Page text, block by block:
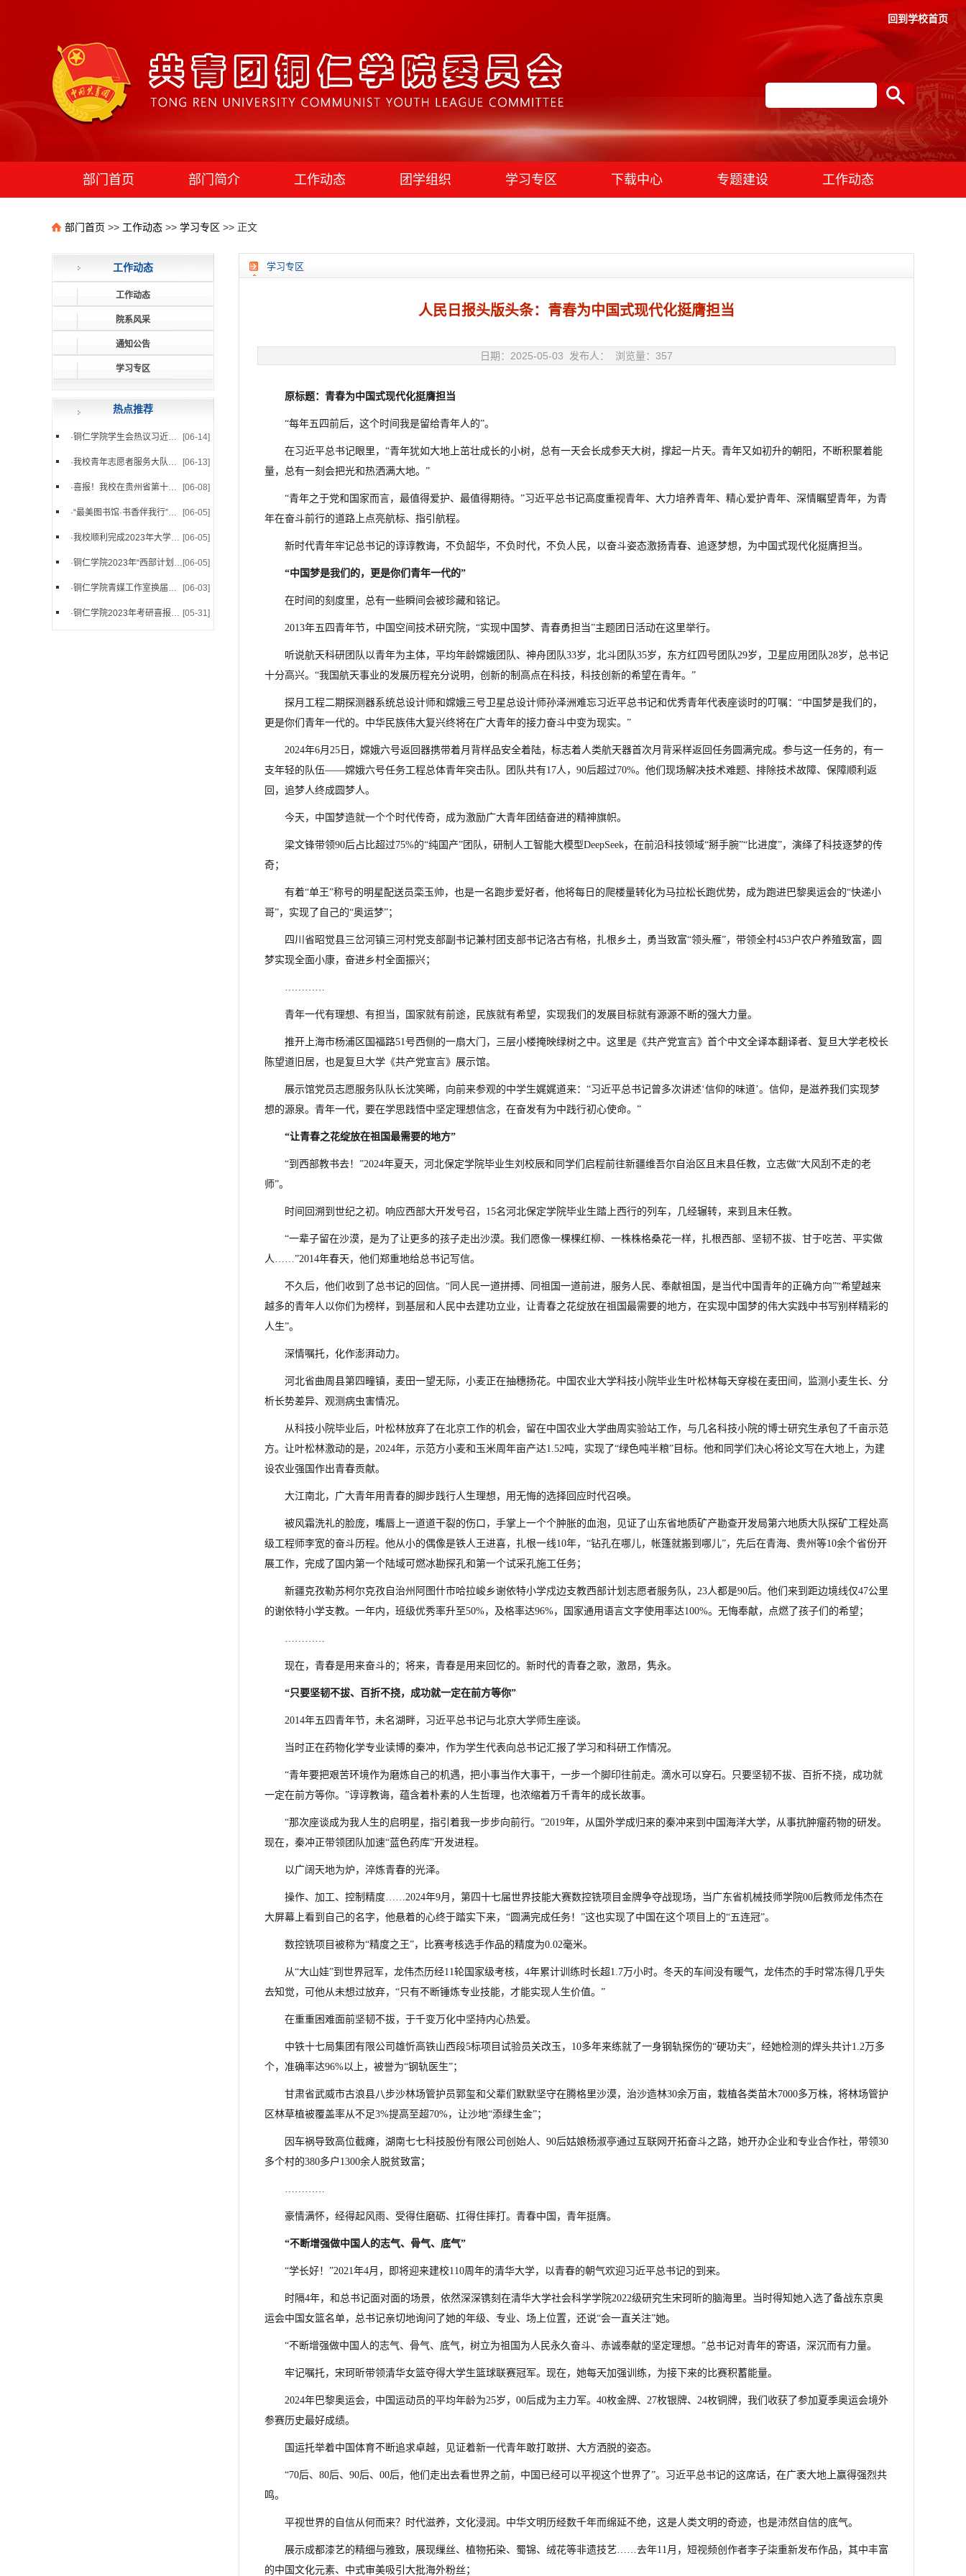
回到学校首页
部门首页 部门简介 工作动态 团学组织 学习专区 下载中心 专题建设 工作动态
部门首页 >> 工作动态 >> 学习专区 >> 正文
工作动态
工作动态
院系风采
通知公告
学习专区
热点推荐
[06-14]
·铜仁学院学生会热议习近平总...
[06-13]
·我校青年志愿者服务大队组织...
[06-08]
·喜报！我校在贵州省第十八届...
[06-05]
·“最美图书馆·书香伴我行”摄...
[06-05]
·我校顺利完成2023年大学生志...
[06-05]
·铜仁学院2023年“西部计划”...
[06-03]
·铜仁学院青媒工作室换届啦！
[05-31]
·铜仁学院2023年考研喜报来啦...
学习专区
人民日报头版头条：青春为中国式现代化挺膺担当
日期：2025-05-03 发布人： 浏览量： 357
原标题：青春为中国式现代化挺膺担当
“每年五四前后，这个时间我是留给青年人的”。
在习近平总书记眼里，“青年犹如大地上茁壮成长的小树，总有一天会长成参天大树，撑起一片天。青年又如初升的朝阳，不断积聚着能
量，总有一刻会把光和热洒满大地。”
“青年之于党和国家而言，最值得爱护、最值得期待。”习近平总书记高度重视青年、大力培养青年、精心爱护青年、深情瞩望青年，为青
年在奋斗前行的道路上点亮航标、指引航程。
新时代青年牢记总书记的谆谆教诲，不负韶华，不负时代，不负人民，以奋斗姿态激扬青春、追逐梦想，为中国式现代化挺膺担当。
“中国梦是我们的，更是你们青年一代的”
在时间的刻度里，总有一些瞬间会被珍藏和铭记。
2013年五四青年节，中国空间技术研究院，“实现中国梦、青春勇担当”主题团日活动在这里举行。
听说航天科研团队以青年为主体，平均年龄嫦娥团队、神舟团队33岁，北斗团队35岁，东方红四号团队29岁，卫星应用团队28岁，总书记
十分高兴。“我国航天事业的发展历程充分说明，创新的制高点在科技，科技创新的希望在青年。”
探月工程二期探测器系统总设计师和嫦娥三号卫星总设计师孙泽洲难忘习近平总书记和优秀青年代表座谈时的叮嘱：“中国梦是我们的，
更是你们青年一代的。中华民族伟大复兴终将在广大青年的接力奋斗中变为现实。”
2024年6月25日，嫦娥六号返回器携带着月背样品安全着陆，标志着人类航天器首次月背采样返回任务圆满完成。参与这一任务的，有一
支年轻的队伍——嫦娥六号任务工程总体青年突击队。团队共有17人，90后超过70%。他们现场解决技术难题、排除技术故障、保障顺利返
回，追梦人终成圆梦人。
今天，中国梦造就一个个时代传奇，成为激励广大青年团结奋进的精神旗帜。
梁文锋带领90后占比超过75%的“纯国产”团队，研制人工智能大模型DeepSeek，在前沿科技领域“掰手腕”“比进度”，演绎了科技逐梦的传
奇；
有着“单王”称号的明星配送员栾玉帅，也是一名跑步爱好者，他将每日的爬楼量转化为马拉松长跑优势，成为跑进巴黎奥运会的“快递小
哥”，实现了自己的“奥运梦”；
四川省昭觉县三岔河镇三河村党支部副书记兼村团支部书记洛古有格，扎根乡土，勇当致富“领头雁”，带领全村453户农户养殖致富，圆
梦实现全面小康，奋进乡村全面振兴；
…………
青年一代有理想、有担当，国家就有前途，民族就有希望，实现我们的发展目标就有源源不断的强大力量。
推开上海市杨浦区国福路51号西侧的一扇大门，三层小楼掩映绿树之中。这里是《共产党宣言》首个中文全译本翻译者、复旦大学老校长
陈望道旧居，也是复旦大学《共产党宣言》展示馆。
展示馆党员志愿服务队队长沈笑晞，向前来参观的中学生娓娓道来：“习近平总书记曾多次讲述‘信仰的味道’。信仰，是滋养我们实现梦
想的源泉。青年一代，要在学思践悟中坚定理想信念，在奋发有为中践行初心使命。”
“让青春之花绽放在祖国最需要的地方”
“到西部教书去！”2024年夏天，河北保定学院毕业生刘校辰和同学们启程前往新疆维吾尔自治区且末县任教，立志做“大风刮不走的老
师”。
时间回溯到世纪之初。响应西部大开发号召，15名河北保定学院毕业生踏上西行的列车，几经辗转，来到且末任教。
“一辈子留在沙漠，是为了让更多的孩子走出沙漠。我们愿像一棵棵红柳、一株株格桑花一样，扎根西部、坚韧不拔、甘于吃苦、平实做
人……”2014年春天，他们郑重地给总书记写信。
不久后，他们收到了总书记的回信。“同人民一道拼搏、同祖国一道前进，服务人民、奉献祖国，是当代中国青年的正确方向”“希望越来
越多的青年人以你们为榜样，到基层和人民中去建功立业，让青春之花绽放在祖国最需要的地方，在实现中国梦的伟大实践中书写别样精彩的
人生”。
深情嘱托，化作澎湃动力。
河北省曲周县第四疃镇，麦田一望无际，小麦正在抽穗扬花。中国农业大学科技小院毕业生叶松林每天穿梭在麦田间，监测小麦生长、分
析长势差异、观测病虫害情况。
从科技小院毕业后，叶松林放弃了在北京工作的机会，留在中国农业大学曲周实验站工作，与几名科技小院的博士研究生承包了千亩示范
方。让叶松林激动的是，2024年，示范方小麦和玉米周年亩产达1.52吨，实现了“绿色吨半粮”目标。他和同学们决心将论文写在大地上，为建
设农业强国作出青春贡献。
大江南北，广大青年用青春的脚步践行人生理想，用无悔的选择回应时代召唤。
被风霜洗礼的脸庞，嘴唇上一道道干裂的伤口，手掌上一个个肿胀的血泡，见证了山东省地质矿产勘查开发局第六地质大队探矿工程处高
级工程师李宽的奋斗历程。他从小的偶像是铁人王进喜，扎根一线10年，“钻孔在哪儿，帐篷就搬到哪儿”，先后在青海、贵州等10余个省份开
展工作，完成了国内第一个陆域可燃冰勘探孔和第一个试采孔施工任务；
新疆克孜勒苏柯尔克孜自治州阿图什市哈拉峻乡谢依特小学戍边支教西部计划志愿者服务队，23人都是90后。他们来到距边境线仅47公里
的谢依特小学支教。一年内，班级优秀率升至50%，及格率达96%，国家通用语言文字使用率达100%。无悔奉献，点燃了孩子们的希望；
…………
现在，青春是用来奋斗的；将来，青春是用来回忆的。新时代的青春之歌，激昂，隽永。
“只要坚韧不拔、百折不挠，成功就一定在前方等你”
2014年五四青年节，未名湖畔，习近平总书记与北京大学师生座谈。
当时正在药物化学专业读博的秦冲，作为学生代表向总书记汇报了学习和科研工作情况。
“青年要把艰苦环境作为磨炼自己的机遇，把小事当作大事干，一步一个脚印往前走。滴水可以穿石。只要坚韧不拔、百折不挠，成功就
一定在前方等你。”谆谆教诲，蕴含着朴素的人生哲理，也浓缩着万千青年的成长故事。
“那次座谈成为我人生的启明星，指引着我一步步向前行。”2019年，从国外学成归来的秦冲来到中国海洋大学，从事抗肿瘤药物的研发。
现在，秦冲正带领团队加速“蓝色药库”开发进程。
以广阔天地为炉，淬炼青春的光泽。
操作、加工、控制精度……2024年9月，第四十七届世界技能大赛数控铣项目金牌争夺战现场，当广东省机械技师学院00后教师龙伟杰在
大屏幕上看到自己的名字，他悬着的心终于踏实下来，“圆满完成任务！”这也实现了中国在这个项目上的“五连冠”。
数控铣项目被称为“精度之王”，比赛考核选手作品的精度为0.02毫米。
从“大山娃”到世界冠军，龙伟杰历经11轮国家级考核，4年累计训练时长超1.7万小时。冬天的车间没有暖气，龙伟杰的手时常冻得几乎失
去知觉，可他从未想过放弃，“只有不断锤炼专业技能，才能实现人生价值。”
在重重困难面前坚韧不拔，于千变万化中坚持内心热爱。
中铁十七局集团有限公司雄忻高铁山西段5标项目试验员关改玉，10多年来练就了一身钢轨探伤的“硬功夫”，经她检测的焊头共计1.2万多
个，准确率达96%以上，被誉为“钢轨医生”；
甘肃省武威市古浪县八步沙林场管护员郭玺和父辈们默默坚守在腾格里沙漠，治沙造林30余万亩，栽植各类苗木7000多万株，将林场管护
区林草植被覆盖率从不足3%提高至超70%，让沙地“添绿生金”；
因车祸导致高位截瘫，湖南七七科技股份有限公司创始人、90后姑娘杨淑亭通过互联网开拓奋斗之路，她开办企业和专业合作社，带领30
多个村的380多户1300余人脱贫致富；
…………
豪情满怀，经得起风雨、受得住磨砺、扛得住摔打。青春中国，青年挺膺。
“不断增强做中国人的志气、骨气、底气”
“学长好！”2021年4月，即将迎来建校110周年的清华大学，以青春的朝气欢迎习近平总书记的到来。
时隔4年，和总书记面对面的场景，依然深深镌刻在清华大学社会科学学院2022级研究生宋珂昕的脑海里。当时得知她入选了备战东京奥
运会中国女篮名单，总书记亲切地询问了她的年级、专业、场上位置，还说“会一直关注”她。
“不断增强做中国人的志气、骨气、底气，树立为祖国为人民永久奋斗、赤诚奉献的坚定理想。”总书记对青年的寄语，深沉而有力量。
牢记嘱托，宋珂昕带领清华女篮夺得大学生篮球联赛冠军。现在，她每天加强训练，为接下来的比赛积蓄能量。
2024年巴黎奥运会，中国运动员的平均年龄为25岁，00后成为主力军。40枚金牌、27枚银牌、24枚铜牌，我们收获了参加夏季奥运会境外
参赛历史最好成绩。
国运托举着中国体育不断追求卓越，见证着新一代青年敢打敢拼、大方洒脱的姿态。
“70后、80后、90后、00后，他们走出去看世界之前，中国已经可以平视这个世界了”。习近平总书记的这席话，在广袤大地上赢得强烈共
鸣。
平视世界的自信从何而来？时代滋养，文化浸润。中华文明历经数千年而绵延不绝，这是人类文明的奇迹，也是沛然自信的底气。
展示成都漆艺的精细与雅致，展现缫丝、植物拓染、蜀锦、绒花等非遗技艺……去年11月，短视频创作者李子柒重新发布作品，其中丰富
的中国文化元素、中式审美吸引大批海外粉丝；